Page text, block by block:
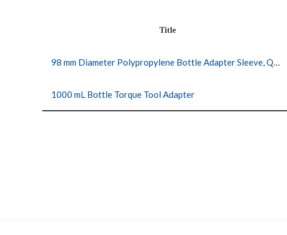
Title
98 mm Diameter Polypropylene Bottle Adapter Sleeve, Quantity of 6
1000 mL Bottle Torque Tool Adapter